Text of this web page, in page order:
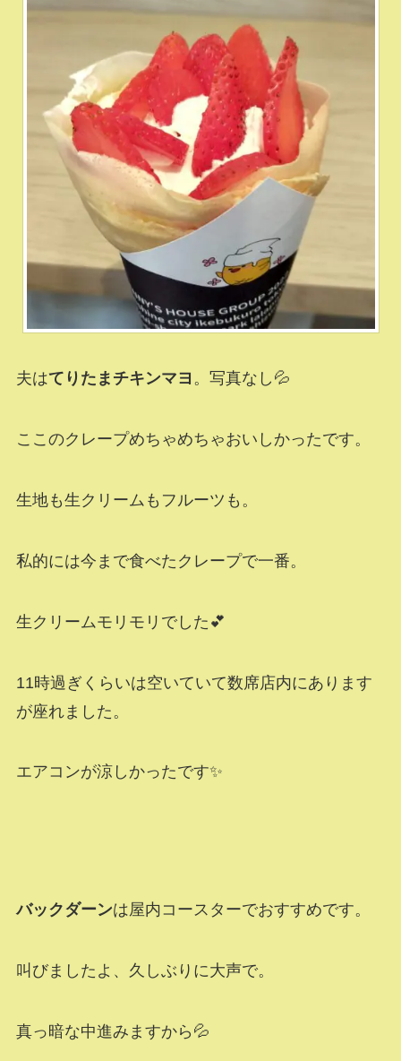
夫はてりたまチキンマヨ 。写真なし💦
ここのクレープめちゃめちゃおいしかったです。
生地も生クリームもフルーツも。
私的には今まで食べたクレープで一番。
生クリームモリモリでした💕
11時過ぎくらいは空いていて数席店内にあります
が座れました。
エアコンが涼しかったです✨
バックダーンは屋内コースターでおすすめです。
叫びましたよ、久しぶりに大声で。
真っ暗な中進みますから💦